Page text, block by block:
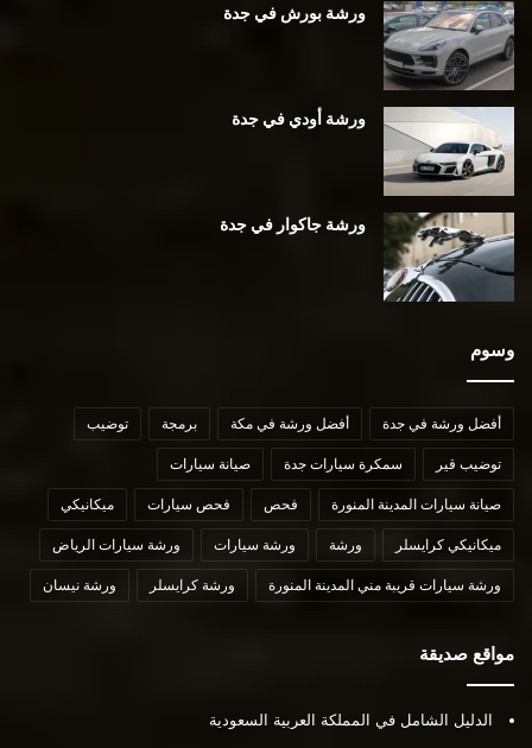
ورشة بورش في جدة
ورشة أودي في جدة
ورشة جاكوار في جدة
وسوم
أفضل ورشة في جدة أفضل ورشة في مكة برمجة توضيب
توضيب قير سمكرة سيارات جدة صيانة سيارات
صيانة سيارات المدينة المنورة فحص فحص سيارات ميكانيكي
ميكانيكي كرايسلر ورشة ورشة سيارات ورشة سيارات الرياض
ورشة سيارات قريبة مني المدينة المنورة ورشة كرايسلر ورشة نيسان
مواقع صديقة
الدليل الشامل في المملكة العربية السعودية